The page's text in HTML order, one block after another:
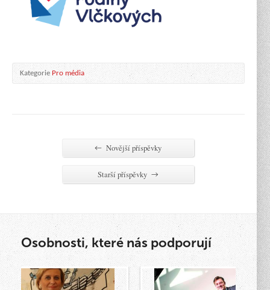
Kategorie Pro média
← Novější příspěvky
Starší příspěvky →
Osobnosti, které nás podporují